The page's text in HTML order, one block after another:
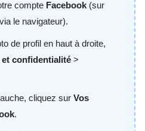
compte Facebook (sur
le navigateur).
de profil en haut à droite,
et confidentialité >
cliquez sur Vos
.